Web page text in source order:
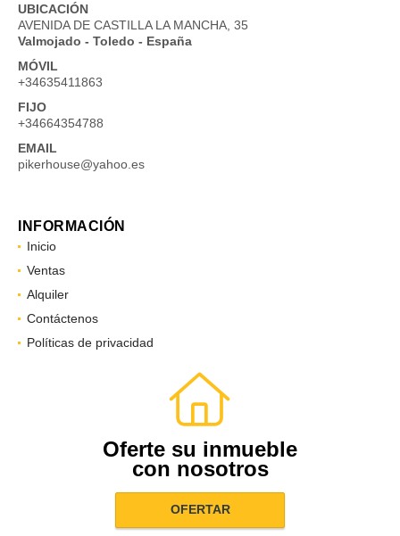
UBICACIÓN
AVENIDA DE CASTILLA LA MANCHA, 35
Valmojado - Toledo - España
MÓVIL
+34635411863
FIJO
+34664354788
EMAIL
pikerhouse@yahoo.es
INFORMACIÓN
Inicio
Ventas
Alquiler
Contáctenos
Políticas de privacidad
Oferte su inmueble
con nosotros
OFERTAR